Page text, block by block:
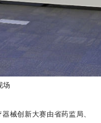
场
械创新大赛由省药监局、